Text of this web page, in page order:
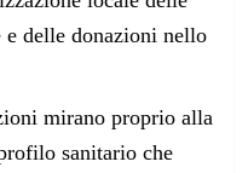
delle donazioni nello
mirano proprio alla
sanitario che